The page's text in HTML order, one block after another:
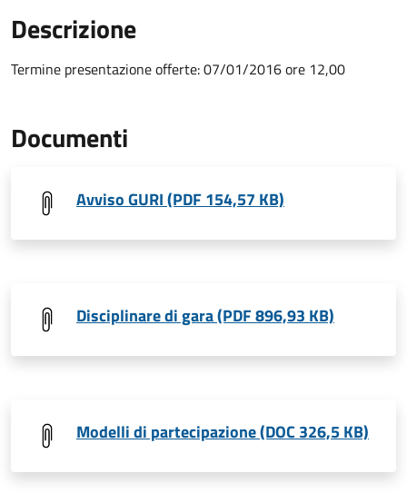
Descrizione
Termine presentazione offerte: 07/01/2016 ore 12,00
Documenti
Avviso GURI (PDF 154,57 KB)
Disciplinare di gara (PDF 896,93 KB)
Modelli di partecipazione (DOC 326,5 KB)